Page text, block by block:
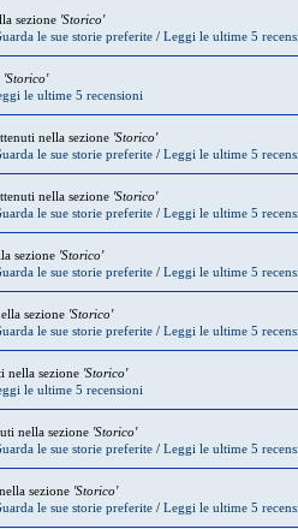
sezione 'Storico'
le sue storie preferite/ Leggi le ultime 5
'Storico'
le ultime 5 recensioni
nella sezione 'Storico'
le sue storie preferite/ Leggi le ultime 5
nella sezione 'Storico'
le sue storie preferite/ Leggi le ultime 5
sezione 'Storico'
le sue storie preferite/ Leggi le ultime 5
sezione 'Storico'
le sue storie preferite/ Leggi le ultime 5
nella sezione 'Storico'
le ultime 5 recensioni
nella sezione 'Storico'
le sue storie preferite/ Leggi le ultime 5
sezione 'Storico'
le sue storie preferite/ Leggi le ultime 5